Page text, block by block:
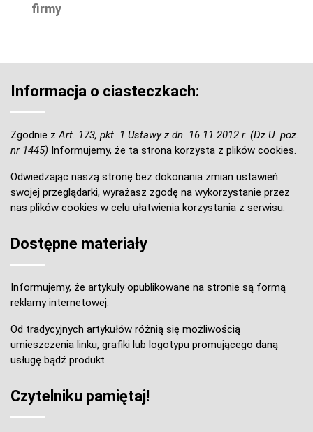
firmy
Informacja o ciasteczkach:
Zgodnie z Art. 173, pkt. 1 Ustawy z dn. 16.11.2012 r. (Dz.U. poz.
nr 1445) Informujemy, że ta strona korzysta z plików cookies.
Odwiedzając naszą stronę bez dokonania zmian ustawień
swojej przeglądarki, wyrażasz zgodę na wykorzystanie przez
nas plików cookies w celu ułatwienia korzystania z serwisu.
Dostępne materiały
Informujemy, że artykuły opublikowane na stronie są formą
reklamy internetowej.
Od tradycyjnych artykułów różnią się możliwością
umieszczenia linku, grafiki lub logotypu promującego daną
usługę bądź produkt
Czytelniku pamiętaj!